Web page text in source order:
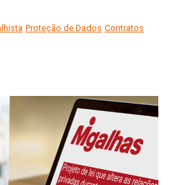
Proteção de Dados Contratos